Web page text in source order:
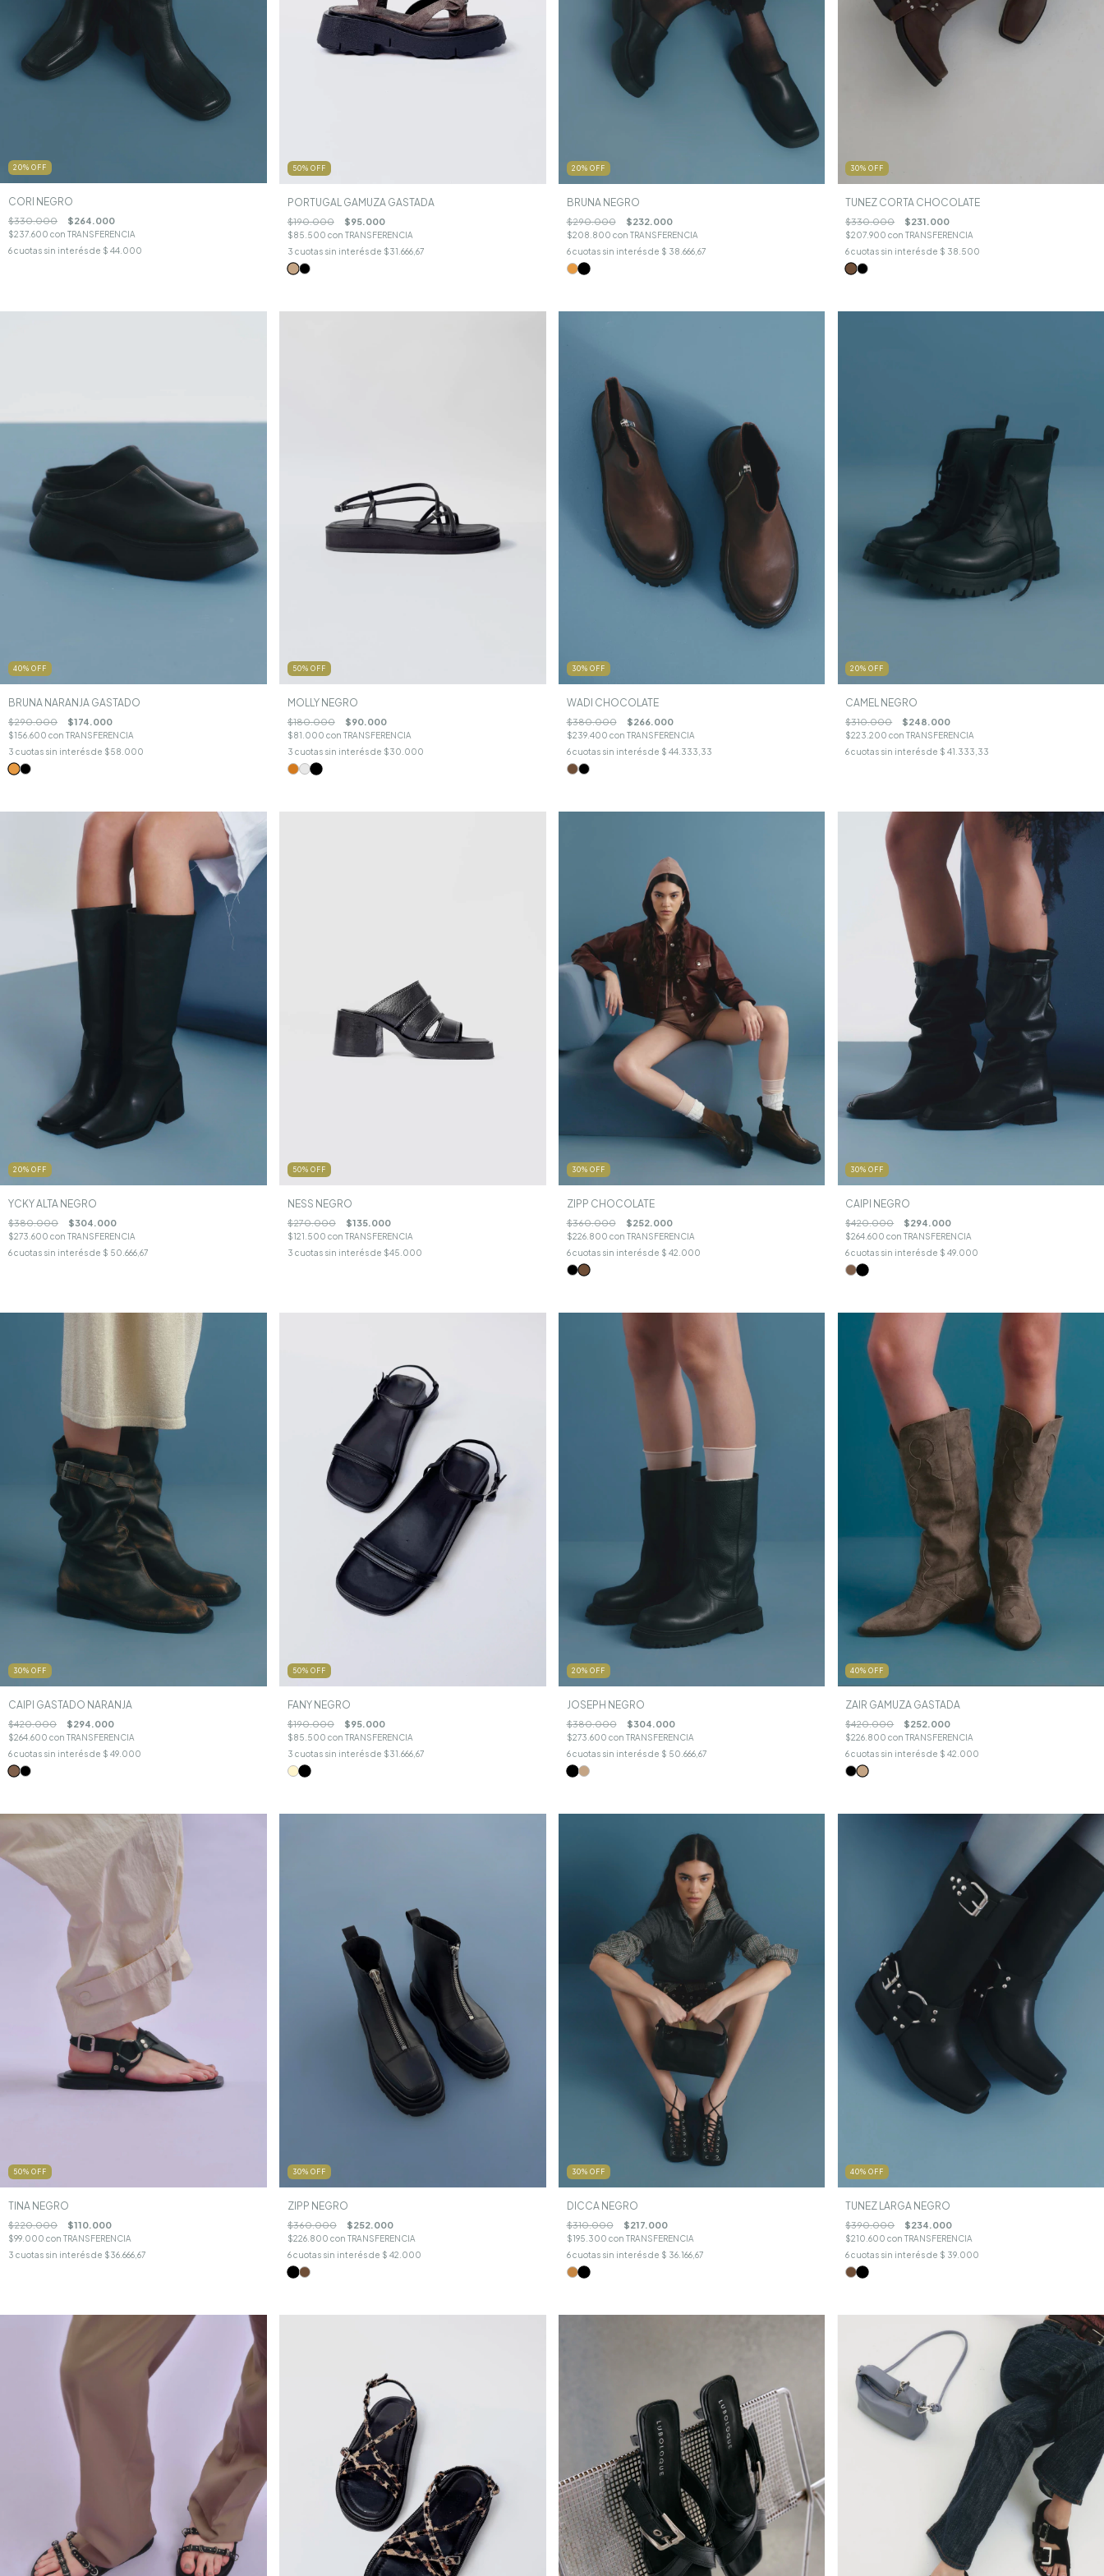
20% OFF
CORI NEGRO
$330.000 $264.000
$237.600 con TRANSFERENCIA
6cuotas sin interés de $ 44.000
50% OFF
PORTUGAL GAMUZA GASTADA
$190.000 $95.000
$85.500 con TRANSFERENCIA
3 cuotas sin interés de $31.666,67
20% OFF
BRUNA NEGRO
$290.000 $232.000
$208.800 con TRANSFERENCIA
6 cuotas sin interés de $ 38.666,67
30%OFF
TUNEZ CORTA CHOCOLATE
$330.000 $231.000
$207.900con TRANSFERENCIA
6cuotas sin interés de $ 38.500
40% OFF
BRUNA NARANJA GASTADO
$290.000 $174.000
$156.600 con TRANSFERENCIA
3 cuotas sin interés de $58.000
50% OFF
MOLLY NEGRO
$180.000 $90.000
$81.000 con TRANSFERENCIA
3 cuotas sin interés de $30.000
30% OFF
WADI CHOCOLATE
$380.000 $266.000
$239.400 con TRANSFERENCIA
6 cuotas sin interés de $ 44.333,33
20%OFF
CAMEL NEGRO
$310.000 $248.000
$223.200con TRANSFERENCIA
6cuotas sin interés de $ 41.333,33
20% OFF
YCKY ALTA NEGRO
$380.000 $304.000
$273.600 con TRANSFERENCIA
6cuotas sin interés de $ 50.666,67
50% OFF
NESS NEGRO
$270.000 $135.000
$121.500 con TRANSFERENCIA
3 cuotas sin interés de $45.000
30% OFF
ZIPP CHOCOLATE
$360.000 $252.000
$226.800 con TRANSFERENCIA
6 cuotas sin interés de $ 42.000
30%OFF
CAIPI NEGRO
$420.000 $294.000
$264.600con TRANSFERENCIA
6cuotas sin interés de $ 49.000
30% OFF
CAIPI GASTADO NARANJA
$420.000 $294.000
$264.600 con TRANSFERENCIA
6cuotas sin interés de $ 49.000
50% OFF
FANY NEGRO
$190.000 $95.000
$85.500 con TRANSFERENCIA
3 cuotas sin interés de $31.666,67
20% OFF
JOSEPH NEGRO
$380.000 $304.000
$273.600 con TRANSFERENCIA
6 cuotas sin interés de $ 50.666,67
40%OFF
ZAIR GAMUZA GASTADA
$420.000 $252.000
$226.800con TRANSFERENCIA
6cuotas sin interés de $ 42.000
50% OFF
TINA NEGRO
$220.000 $110.000
$99.000 con TRANSFERENCIA
3 cuotas sin interés de $36.666,67
30% OFF
ZIPP NEGRO
$360.000 $252.000
$226.800 con TRANSFERENCIA
6cuotas sin interés de $ 42.000
30% OFF
DICCA NEGRO
$310.000 $217.000
$195.300 con TRANSFERENCIA
6 cuotas sin interés de $ 36.166,67
40%OFF
TUNEZ LARGA NEGRO
$390.000 $234.000
$210.600con TRANSFERENCIA
6cuotas sin interés de $ 39.000